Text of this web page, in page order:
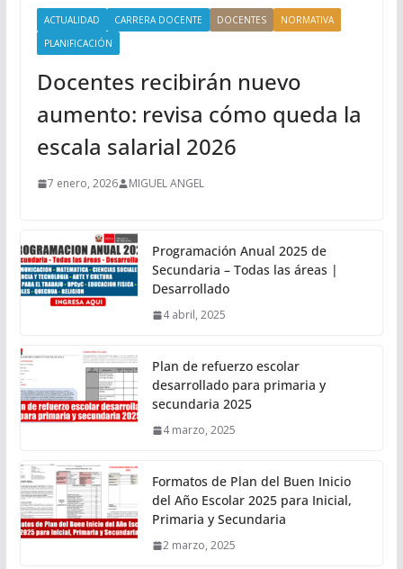
ACTUALIDAD CARRERA DOCENTE DOCENTES
NORMATIVA
PLANIFICACIÓN
Docentes recibirán nuevo
aumento: revisa cómo queda la
escala salarial 2026
7 enero, 2026 MIGUEL ANGEL
Programación Anual 2025 de
Secundaria – Todas las áreas |
Desarrollado
4 abril, 2025
Plan de refuerzo escolar
desarrollado para primaria y
secundaria 2025
4 marzo, 2025
Formatos de Plan del Buen Inicio
del Año Escolar 2025 para Inicial,
Primaria y Secundaria
2 marzo, 2025